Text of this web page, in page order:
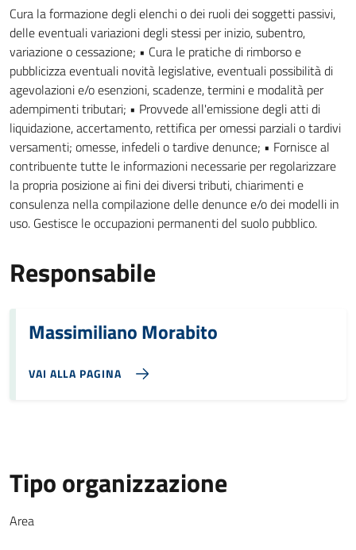
Cura la formazione degli elenchi o dei ruoli dei soggetti passivi,
delle eventuali variazioni degli stessi per inizio, subentro,
variazione o cessazione; • Cura le pratiche di rimborso e
pubblicizza eventuali novità legislative, eventuali possibilità di
agevolazioni e/o esenzioni, scadenze, termini e modalità per
adempimenti tributari; • Provvede all'emissione degli atti di
liquidazione, accertamento, rettifica per omessi parziali o tardivi
versamenti; omesse, infedeli o tardive denunce; • Fornisce al
contribuente tutte le informazioni necessarie per regolarizzare
la propria posizione ai fini dei diversi tributi, chiarimenti e
consulenza nella compilazione delle denunce e/o dei modelli in
uso. Gestisce le occupazioni permanenti del suolo pubblico.
Responsabile
Massimiliano Morabito
VAI ALLA PAGINA
Tipo organizzazione
Area